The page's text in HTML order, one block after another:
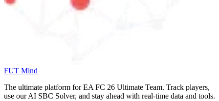
FUT Mind
The ultimate platform for EA FC 26 Ultimate Team. Track players,
use our AI SBC Solver, and stay ahead with real-time data and tools.